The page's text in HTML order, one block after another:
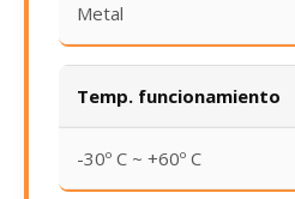
Metal
Temp. funcionamiento
-30º C ~ +60º C